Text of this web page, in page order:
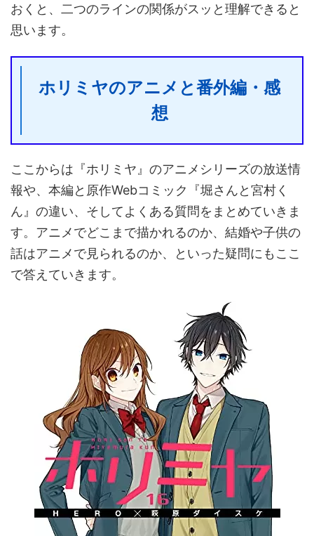
おくと、二つのラインの関係がスッと理解できると
思います。
ホリミヤのアニメと番外編・感
想
ここからは『ホリミヤ』のアニメシリーズの放送情
報や、本編と原作Webコミック『堀さんと宮村く
ん』の違い、そしてよくある質問をまとめていきま
す。アニメでどこまで描かれるのか、結婚や子供の
話はアニメで見られるのか、といった疑問にもここ
で答えていきます。